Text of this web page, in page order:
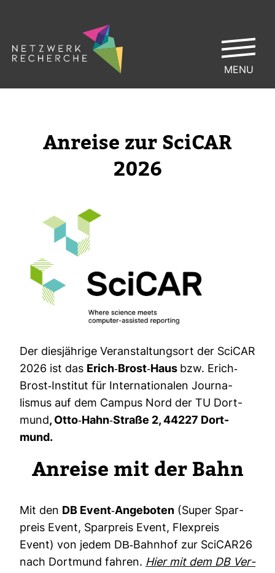
Anreise zur SciCAR
2026
Der dies­jäh­rige Ver­an­stal­tungsort der SciCAR
2026 ist das Erich-​Brost-​Haus bzw. Erich-​
Brost-​Institut für Inter­na­tio­nalen Jour­na­
lismus auf dem Campus Nord der TU Dort­
mund, Otto-​Hahn-​Straße 2, 44227 Dort­
mund.
Anreise mit der Bahn
Mit den DB Event-​​Angeboten (Super Spar­
preis Event, Spar­preis Event, Flex­preis
Event) von jedem DB-​​​Bahnhof zur SciCAR26
nach Dort­mund fahren. Hier mit dem DB Ver­
MENU